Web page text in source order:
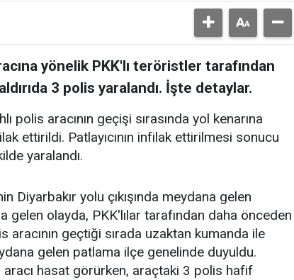
yönelik PKK'lı teröristler tarafından
3 polis yaralandı. İşte detaylar.
polis aracının geçişi sırasında yol kenarına
ettirildi. Patlayıcının infilak ettirilmesi sonucu
yaralandı.
Diyarbakır yolu çıkışında meydana gelen
olayda, PKK'lılar tarafından daha önceden
aracının geçtiği sırada uzaktan kumanda ile
gelen patlama ilçe genelinde duyuldu.
aracı hasat görürken, araçtaki 3 polis hafif